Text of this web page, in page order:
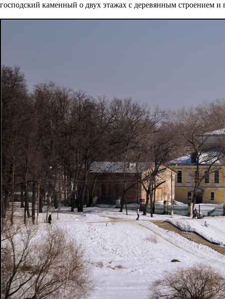
господский каменный о двух этажах с деревянным строением